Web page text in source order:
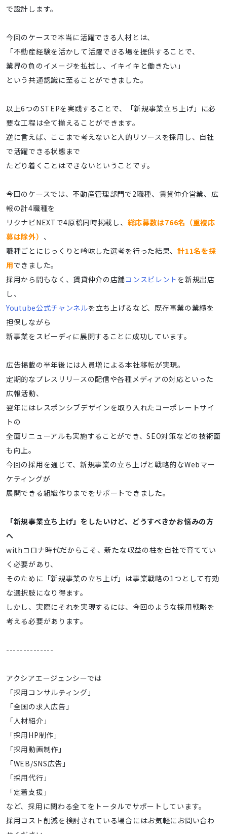
で設計します。
今回のケースで本当に活躍できる人材とは、
「不動産経験を活かして活躍できる場を提供することで、
業界の負のイメージを払拭し、イキイキと働きたい」
という共通認識に至ることができました。
以上6つのSTEPを実践することで、「新規事業立ち上げ」に必
要な工程は全て揃えることができます。
逆に言えば、ここまで考えないと人的リソースを採用し、自社
で活躍できる状態まで
たどり着くことはできないということです。
今回のケースでは、不動産管理部門で2職種、賃貸仲介営業、広
報の計4職種を
リクナビNEXTで4原稿同時掲載し、 総応募数は766名（重複応
募は除外） 、
職種ごとにじっくりと吟味した選考を行った結果、計11名を採
用できました。
採用から間もなく、賃貸仲介の店舗コンスピレント を新規出店
し、
Youtube公式チャンネルを立ち上げるなど、既存事業の業績を
担保しながら
新事業をスピーディに展開することに成功しています。
広告掲載の半年後には人員増による本社移転が実現。
定期的なプレスリリースの配信や各種メディアの対応といった
広報活動、
翌年にはレスポンシブデザインを取り入れたコーポレートサイ
トの
全面リニューアルも実施することができ、SEO対策などの技術面
も向上。
今回の採用を通じて、新規事業の立ち上げと戦略的なWebマー
ケティングが
展開できる組織作りまでをサポートできました。
「新規事業立ち上げ」をしたいけど、どうすべきかお悩みの方
へ
withコロナ時代だからこそ、新たな収益の柱を自社で育ててい
く必要があり、
そのために「新規事業の立ち上げ」は事業戦略の1つとして有効
な選択肢になり得ます。
しかし、実際にそれを実現するには、今回のような採用戦略を
考える必要があります。
--------------
アクシアエージェンシーでは
「採用コンサルティング」
「全国の求人広告」
「人材紹介」
「採用HP制作」
「採用動画制作」
「WEB/SNS広告」
「採用代行」
「定着支援」
など、採用に関わる全てをトータルでサポートしています。
採用コスト削減を検討されている場合にはお気軽にお問い合わ